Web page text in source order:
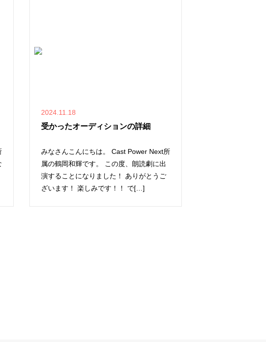
2024.11.18
受かったオーディションの詳細
みなさんこんにちは。 Cast Power Next所
属の鶴岡和輝です。 この度、朗読劇に出
演することになりました！ ありがとうご
ざいます！ 楽しみです！！ で[…]